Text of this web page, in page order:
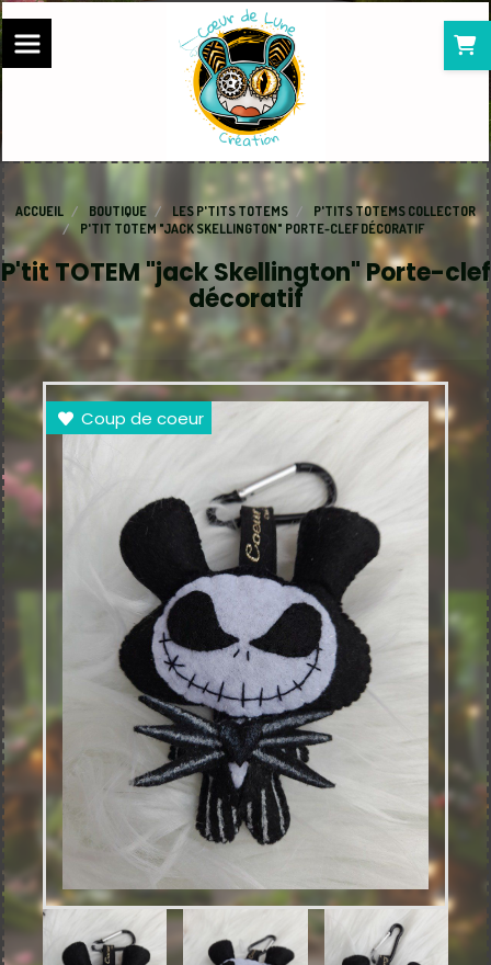
ACCUEIL BOUTIQUE LES P'TITS TOTEMS
P'TITS TOTEMS COLLECTOR
P'TIT TOTEM "JACK SKELLINGTON" PORTE-CLEF DÉCORATIF
P'tit TOTEM "jack Skellington" Porte-clef
décoratif
Coup de coeur
Panneau de gestion des cookies